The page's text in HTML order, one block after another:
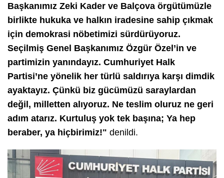
Başkanımız Zeki Kader ve Balçova örgütümüzle
birlikte hukuka ve halkın iradesine sahip çıkmak
için demokrasi nöbetimizi sürdürüyoruz.
Seçilmiş Genel Başkanımız Özgür Özel’in ve
partimizin yanındayız. Cumhuriyet Halk
Partisi’ne yönelik her türlü saldırıya karşı dimdik
ayaktayız. Çünkü biz gücümüzü saraylardan
değil, milletten alıyoruz. Ne teslim oluruz ne geri
adım atarız. Kurtuluş yok tek başına; Ya hep
beraber, ya hiçbirimiz!" denildi.